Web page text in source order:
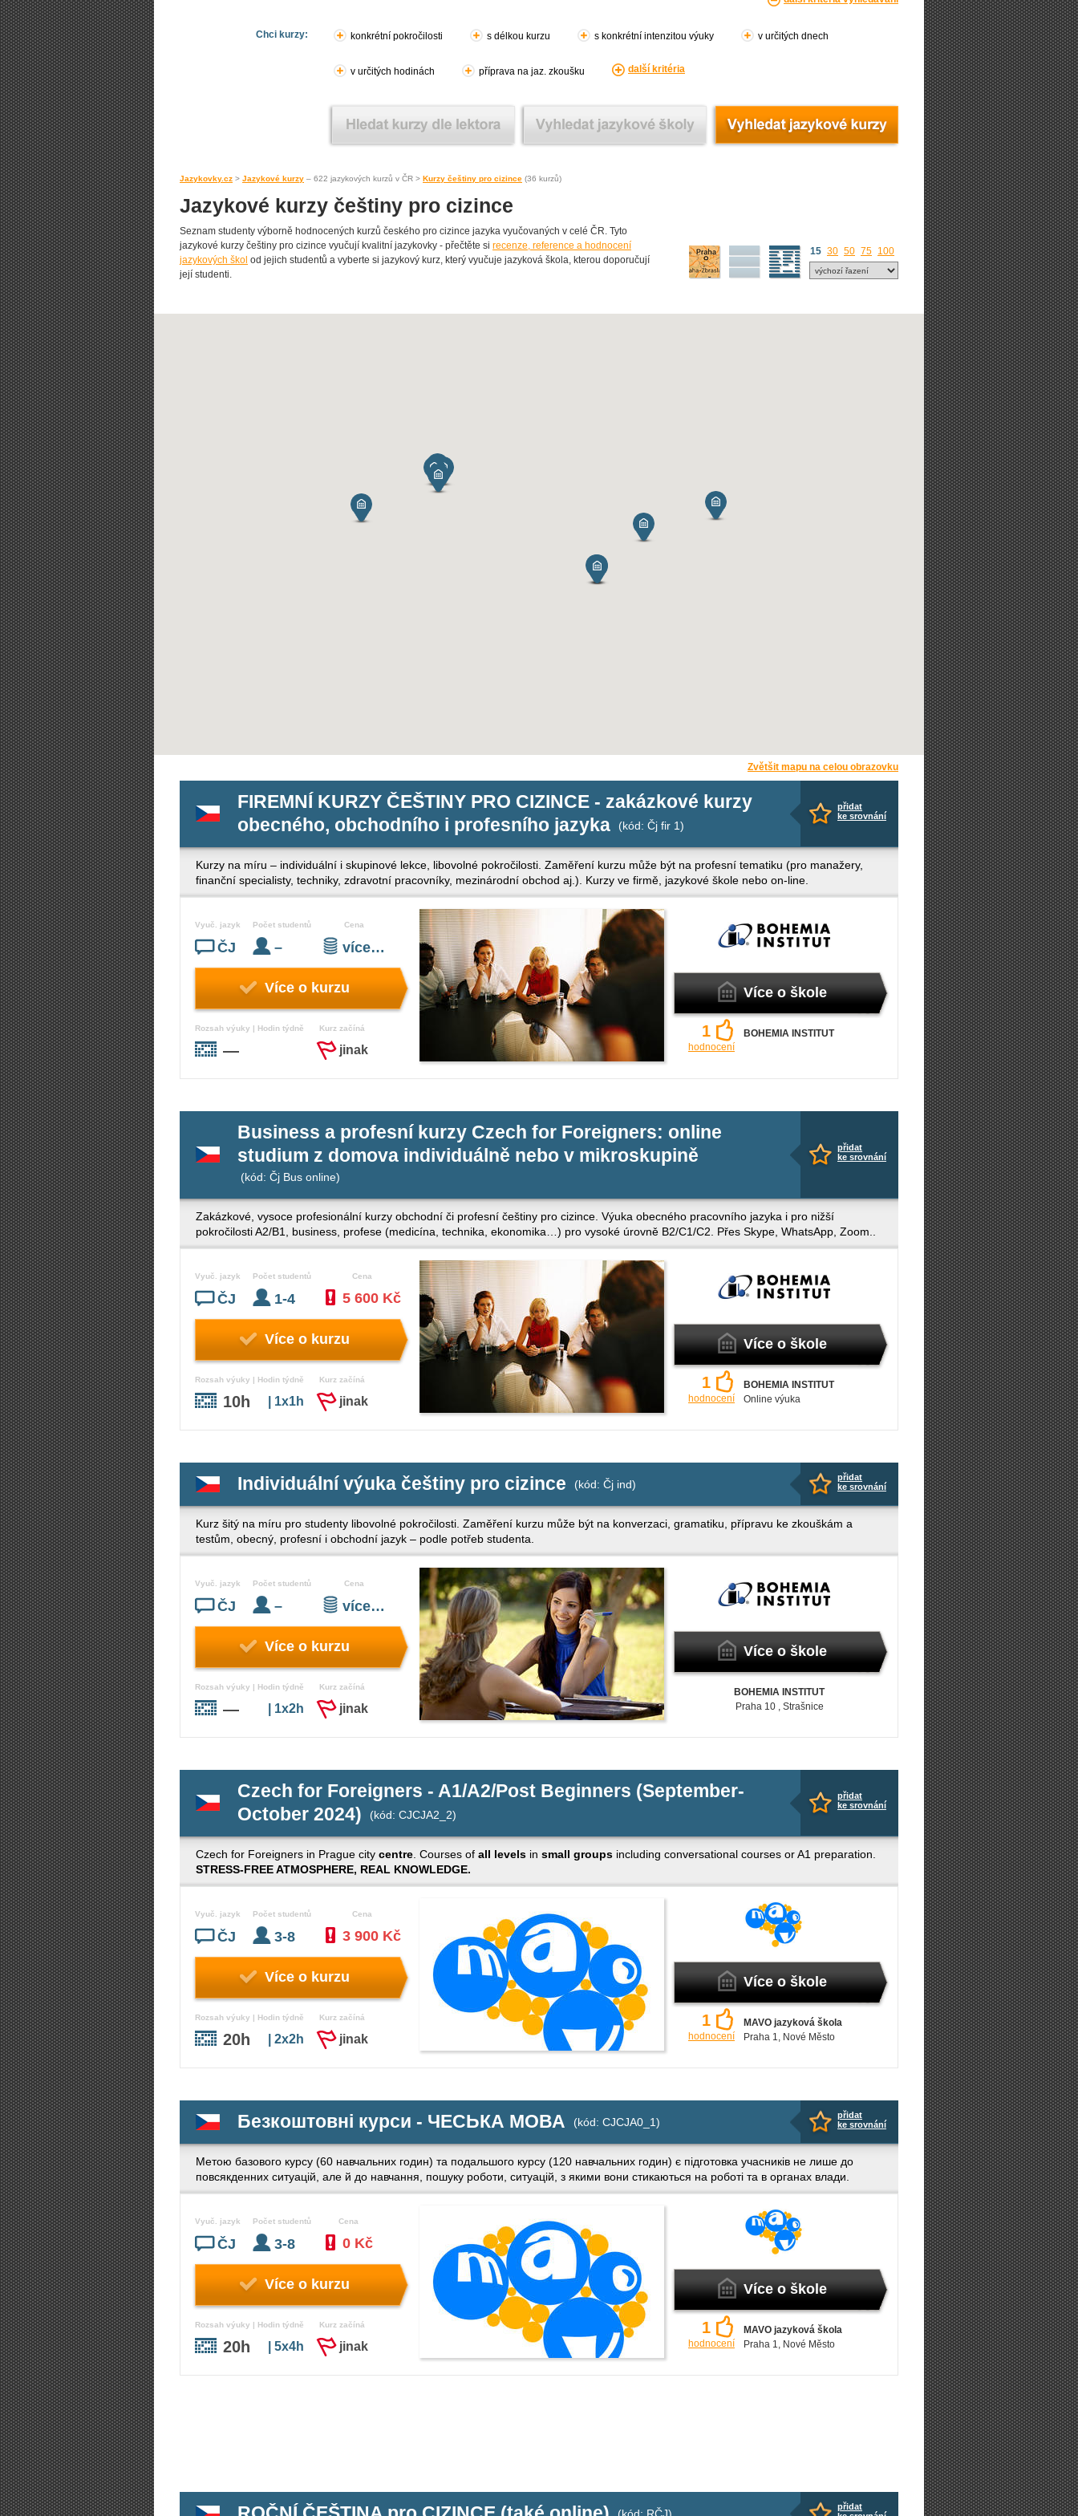
Chci kurzy: konkrétní pokročilosti s délkou kurzu s konkrétní intenzitou výuky v určitých dnech
v určitých hodinách příprava na jaz. zkoušku další kritéria
Jazykovky.cz > Jazykové kurzy – 622 jazykových kurzů v ČR > Kurzy češtiny pro cizince (36 kurzů)
Jazykové kurzy češtiny pro cizince
Seznam studenty výborně hodnocených kurzů českého pro cizince jazyka vyučovaných v celé ČR. Tyto
jazykové kurzy češtiny pro cizince vyučují kvalitní jazykovky - přečtěte si recenze, reference a hodnocení
jazykových škol od jejich studentů a vyberte si jazykový kurz, který vyučuje jazyková škola, kterou doporučují
její studenti.
15 30 50 75 100
Zvětšit mapu na celou obrazovku
přidat
ke srovnání
FIREMNÍ KURZY ČEŠTINY PRO CIZINCE - zakázkové kurzy
obecného, obchodního i profesního jazyka
(kód: Čj fir 1)
Kurzy na míru – individuální i skupinové lekce, libovolné pokročilosti. Zaměření kurzu může být na profesní tematiku (pro manažery,
finanční specialisty, techniky, zdravotní pracovníky, mezinárodní obchod aj.). Kurzy ve firmě, jazykové škole nebo on-line.
Vyuč. jazyk
ČJ
Počet studentů
–
Cena
více…
Více o kurzu
Rozsah výuky | Hodin týdně
—
Kurz začíná
jinak
Více o škole
1
hodnocení
BOHEMIA INSTITUT
přidat
ke srovnání
Business a profesní kurzy Czech for Foreigners: online
studium z domova individuálně nebo v mikroskupině
(kód: Čj Bus online)
Zakázkové, vysoce profesionální kurzy obchodní či profesní češtiny pro cizince. Výuka obecného pracovního jazyka i pro nižší
pokročilosti A2/B1, business, profese (medicína, technika, ekonomika…) pro vysoké úrovně B2/C1/C2. Přes Skype, WhatsApp, Zoom..
Vyuč. jazyk
ČJ
Počet studentů
1-4
Cena
5 600 Kč
Více o kurzu
Rozsah výuky | Hodin týdně
10h | 1x1h
Kurz začíná
jinak
Více o škole
1
hodnocení
BOHEMIA INSTITUT
Online výuka
přidat
ke srovnání
Individuální výuka češtiny pro cizince (kód: Čj ind)
Kurz šitý na míru pro studenty libovolné pokročilosti. Zaměření kurzu může být na konverzaci, gramatiku, přípravu ke zkouškám a
testům, obecný, profesní i obchodní jazyk – podle potřeb studenta.
Vyuč. jazyk
ČJ
Počet studentů
–
Cena
více…
Více o kurzu
Rozsah výuky | Hodin týdně
— | 1x2h
Kurz začíná
jinak
Více o škole
BOHEMIA INSTITUT
Praha 10 , Strašnice
přidat
ke srovnání
Czech for Foreigners - A1/A2/Post Beginners (September-
October 2024)
(kód: CJCJA2_2)
Czech for Foreigners in Prague city centre . Courses of all levels in small groups including conversational courses or A1 preparation.
STRESS-FREE ATMOSPHERE, REAL KNOWLEDGE.
Vyuč. jazyk
ČJ
Počet studentů
3-8
Cena
3 900 Kč
Více o kurzu
Rozsah výuky | Hodin týdně
20h | 2x2h
Kurz začíná
jinak
Více o škole
1
hodnocení
MAVO jazyková škola
Praha 1, Nové Město
přidat
ke srovnání
Безкоштовні курси - ЧЕСЬКА МОВА (kód: CJCJA0_1)
Метою базового курсу (60 навчальних годин) та подальшого курсу (120 навчальних годин) є підготовка учасників не лише до
повсякденних ситуацій, але й до навчання, пошуку роботи, ситуацій, з якими вони стикаються на роботі та в органах влади.
Vyuč. jazyk
ČJ
Počet studentů
3-8
Cena
0 Kč
Více o kurzu
Rozsah výuky | Hodin týdně
20h | 5x4h
Kurz začíná
jinak
Více o škole
1
hodnocení
MAVO jazyková škola
Praha 1, Nové Město
přidat